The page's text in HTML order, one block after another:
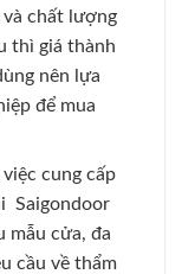
và chất lượng
thì giá thành
nên lựa
để mua
cung cấp
Saigondoor
mẫu cửa, đa
cầu về thẩm